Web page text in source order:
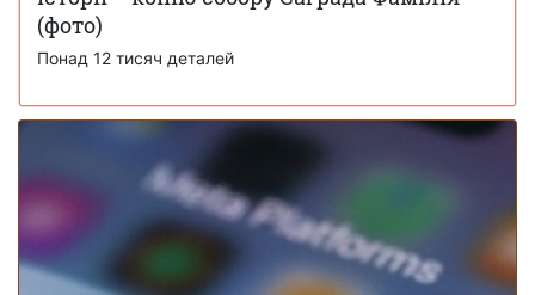
28 листопада 16:12
фото 2025 року – п'ять із них зроблено в Україні
(фото)
Понад 12 тисяч деталей